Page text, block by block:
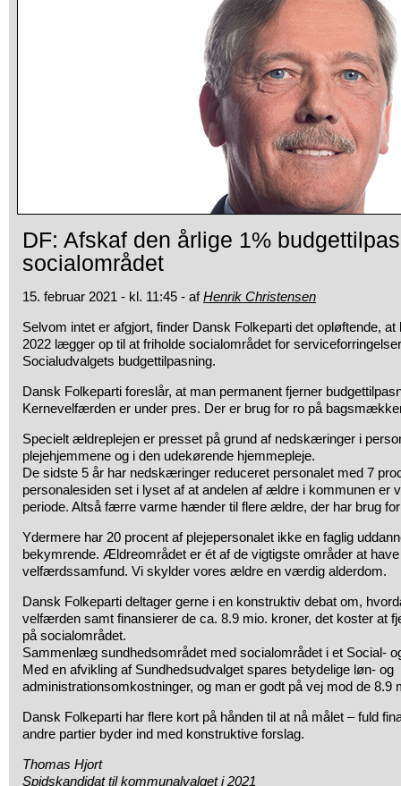
DF: Afskaf den årlige 1%
socialområdet
15. februar 2021 - kl. 11:45 - afHenrik Christensen
Selvom intet er afgjort, finder Dansk Folkeparti det opløftende,
2022 lægger op til at friholde socialområdet for
Socialudvalgets budgettilpasning.
Dansk Folkeparti foreslår, at man permanent fjerner
Kernevelfærden er under pres. Der er brug for ro på
Specielt ældreplejen er presset på grund af nedskæringer i
plejehjemmene og i den udekørende hjemmepleje.
De sidste 5 år har nedskæringer reduceret personalet med 7
personalesiden set i lyset af at andelen af ældre i kommunen er
periode. Altså færre varme hænder til flere ældre, der har brug
Ydermere har 20 procent af plejepersonalet ikke en faglig
bekymrende. Ældreområdet er ét af de vigtigste områder at
velfærdssamfund. Vi skylder vores ældre en værdig alderdom.
Dansk Folkeparti deltager gerne i en konstruktiv debat om,
velfærden samt finansierer de ca. 8.9 mio. kroner, det koster at
på socialområdet.
Sammenlæg sundhedsområdet med socialområdet i et Social-
Med en afvikling af Sundhedsudvalget spares betydelige løn- og
administrationsomkostninger, og man er godt på vej mod de 8.9
Dansk Folkeparti har flere kort på hånden til at nå målet – fuld
andre partier byder ind med konstruktive forslag.
Thomas Hjort
Spidskandidat til kommunalvalget i 2021